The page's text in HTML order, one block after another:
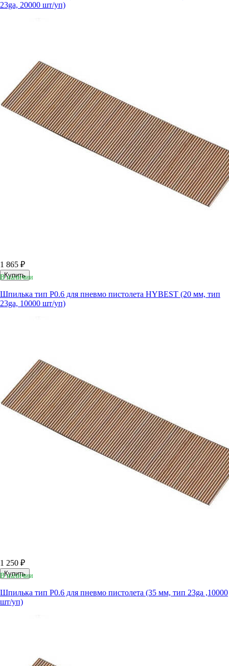
23ga, 20000 шт/уп)
1 865 ₽
Купить
В наличии
Шпилька тип P0.6 для пневмо пистолета HYBEST (20 мм, тип
23ga, 10000 шт/уп)
1 250 ₽
Купить
В наличии
Шпилька тип P0.6 для пневмо пистолета (35 мм, тип 23ga ,10000
шт/уп)